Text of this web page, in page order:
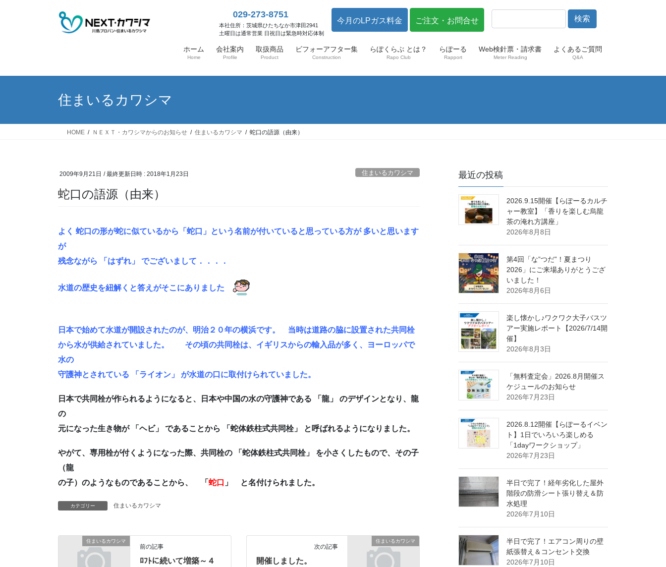
ス
ン
029-273-8751
本社住所：茨城県ひたちなか市津田2941
土曜日は通常営業 日祝日は緊急時対応体制
今月のLPガス料金 ご注文・お問合せ
ホーム
Home
会社案内
Profile
取扱商品
Product
ビフォーアフター集
Construction
らぽくらぶ とは？
Rapo Club
らぽーる
Rapport
Web検針票・請求書
Meter Reading
よくあるご質問
Q&A
住まいるカワシマ
HOME ＮＥＸＴ・カワシマからのお知らせ 住まいるカワシマ 蛇口の語源（由来）
2009年9月21日 / 最終更新日時 : 2018年1月23日 住まいるカワシマ
蛇口の語源（由来）
よく 蛇口の形が蛇に似ているから「蛇口」という名前が付いていると思っている方が 多いと思います
が
残念ながら 「はずれ」 でございまして．．．．
水道の歴史を紐解くと答えがそこにありました
日本で始めて水道が開設されたのが、明治２０年の横浜です。 当時は道路の脇に設置された共同栓
から水が供給されていました。 その頃の共同栓は、イギリスからの輸入品が多く、ヨーロッパで
水の
守護神とされている 「ライオン」 が水道の口に取付けられていました。
日本で共同栓が作られるようになると、日本や中国の水の守護神である 「龍」 のデザインとなり、龍
の
元になった生き物が 「ヘビ」 であることから 「蛇体鉄柱式共同栓」 と呼ばれるようになりました。
やがて、専用栓が付くようになった際、共同栓の 「蛇体鉄柱式共同栓」 を小さくしたもので、その子
（龍
の子）のようなものであることから、 「 蛇口 」 と名付けられました。
カテゴリー 住まいるカワシマ
住まいるカワシマ
前の記事
ﾛﾌﾄに続いて増築～４
住まいるカワシマ
次の記事
開催しました。
最近の投稿
2026.9.15開催【らぽーるカルチ
ャー教室】「香りを楽しむ烏龍
茶の淹れ方講座」
2026年8月8日
第4回「な”つだ”！夏まつり
2026」にご来場ありがとうござ
いました！
2026年8月6日
楽し懐かし♪ワクワク大子バスツ
アー実施レポート【2026/7/14開
催】
2026年8月3日
「無料査定会」2026.8月開催ス
ケジュールのお知らせ
2026年7月23日
2026.8.12開催【らぽーるイベン
ト】1日でいろいろ楽しめる
「1dayワークショップ」
2026年7月23日
半日で完了！経年劣化した屋外
階段の防滑シート張り替え＆防
水処理
2026年7月10日
半日で完了！エアコン周りの壁
紙張替え＆コンセント交換
2026年7月10日